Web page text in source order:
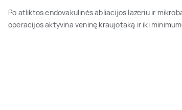
Po atliktos endovakulinės abliacijos lazeriu ir
operacijos aktyvina veninę kraujotaką ir iki